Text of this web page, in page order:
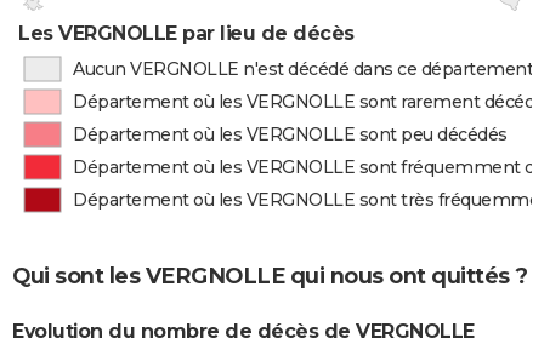
Les VERGNOLLE par lieu de décès
Aucun VERGNOLLE n'est décédé dans ce département
Département où les VERGNOLLE sont rarement
Département où les VERGNOLLE sont peu décédés
Département où les VERGNOLLE sont fréquemment
Département où les VERGNOLLE sont très
Qui sont les VERGNOLLE qui nous ont quittés ?
Evolution du nombre de décès de VERGNOLLE